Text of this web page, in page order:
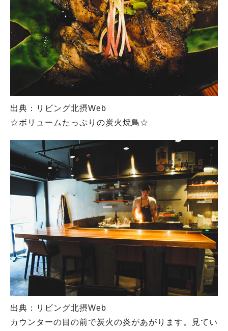
出典：リビング北摂Web
☆ボリュームたっぷりの炭火焼鳥☆
出典：リビング北摂Web
カウンターの目の前で炭火の炎があがります。見てい